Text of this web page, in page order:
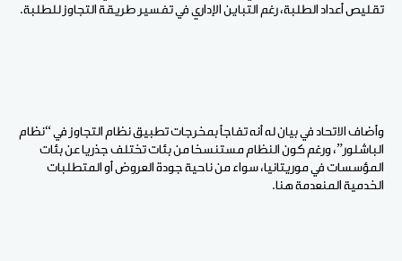
تقليص أعداد الطلبة، رغم التباين الإداري في تفسير طريقة التجاوز للطلبة.
وأضاف الاتحاد في بيان له أنه تفاجأ بمخرجات تطبيق نظام التجاوز في “نظام
الباشلور”، ورغم كون النظام مستنسخا من بئات تختلف جذريا عن بئات
المؤسسات في موريتانيا، سواء من ناحية جودة العروض أو المتطلبات
الخدمية المنعدمة هنا.